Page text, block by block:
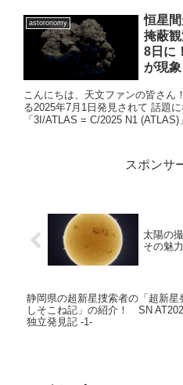
astoronomy
恒星
掩蔽
8日に
が現
こんにちは、天文ファンの皆さん
る2025年7月1日発見されて 話題
「3I/ATLAS = C/2025 N1 (ATLAS)
スポンサ
太陽の
その魅
静岡県の超新星捜索者の「超新星
しそこね記」の紹介！ SN
独立発見記 -1-